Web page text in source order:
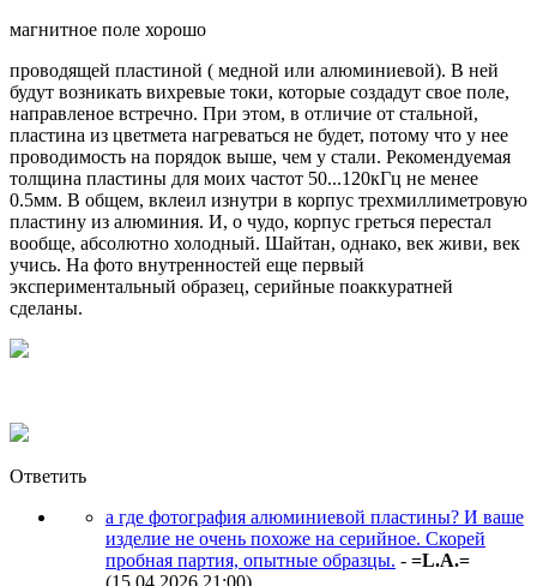
магнитное поле хорошо
проводящей пластиной ( медной или алюминиевой). В ней
будут возникать вихревые токи, которые создадут свое поле,
направленое встречно. При этом, в отличие от стальной,
пластина из цветмета нагреваться не будет, потому что у нее
проводимость на порядок выше, чем у стали. Рекомендуемая
толщина пластины для моих частот 50...120кГц не менее
0.5мм. В общем, вклеил изнутри в корпус трехмиллиметровую
пластину из алюминия. И, о чудо, корпус греться перестал
вообще, абсолютно холодный. Шайтан, однако, век живи, век
учись. На фото внутренностей еще первый
экспериментальный образец, серийные поаккуратней
сделаны.
Ответить
а где фотография алюминиевой пластины? И ваше
изделие не очень похоже на серийное. Скорей
пробная партия, опытные образцы. - =L.A.=
(15.04.2026 21:00)